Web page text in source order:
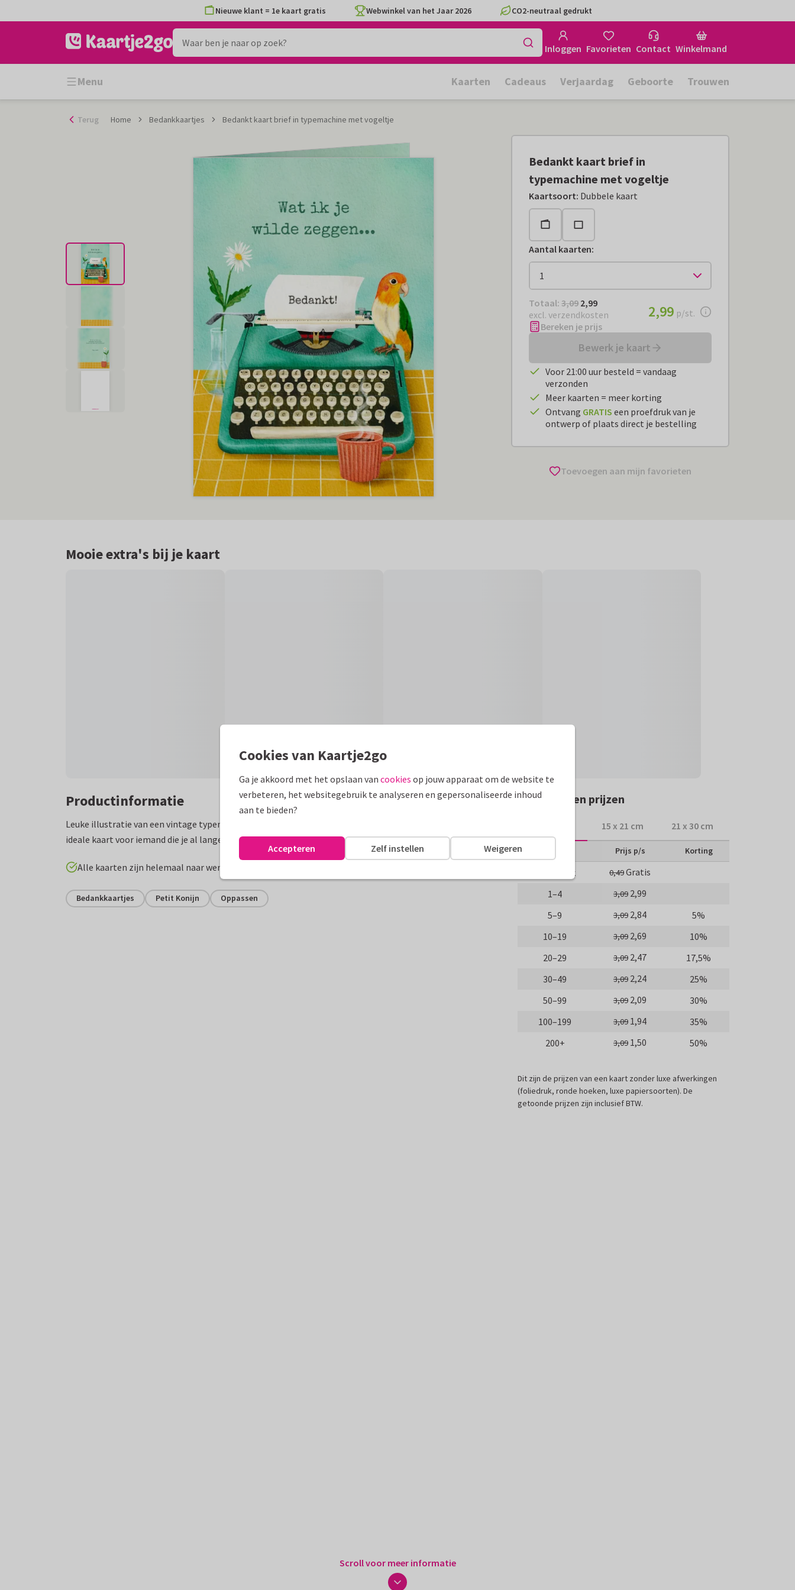
naar
Nieuwe klant = 1e kaart gratis Webwinkel van het Jaar 2026 CO2-neutraal gedrukt
Inloggen Favorieten Contact Winkelmand
Menu Kaarten Cadeaus Verjaardag Geboorte Trouwen
Terug Home Bedankkaartjes Bedankt kaart brief in typemachine met vogeltje
Bedankt kaart brief in
typemachine met vogeltje
Kaartsoort: Dubbele kaart
Aantal kaarten:
Totaal: € 2,99
Totaal: 3,09 2,99
excl. verzendkosten
€ 2,99per stuk
2,99 p/st.
Bereken je prijs
Bewerk je kaart
Voor 21:00 uur besteld = vandaag
verzonden
Meer kaarten = meer korting
Ontvang GRATIS een proefdruk van je
ontwerp of plaats direct je bestelling
Toevoegen aan mijn favorieten
Mooie extra's bij je kaart
Productinformatie
Leuke illustratie van een vintage typemachine met daarin een bedankbrief,
ideale kaart voor iemand die je al langer wilde bedanken voor hun hulp.
Alle kaarten zijn helemaal naar wens aan te passen
Bedankkaartjes Petit Konijn Oppassen
Formaten en prijzen
15 x 21 cm 21 x 30 cm
Prijs p/s Korting
Proefdruk 0,49Gratis
1–4
3,09 2,99
5–9
3,09 2,84
5%
10–19
3,09 2,69
10%
20–29
3,09 2,47
17,5%
30–49
3,09 2,24
25%
50–99
3,09 2,09
30%
100–199
3,09 1,94
35%
200+
3,09 1,50 50%
Dit zijn de prijzen van een kaart zonder luxe afwerkingen
(foliedruk, ronde hoeken, luxe papiersoorten). De
getoonde prijzen zijn inclusief BTW.
Scroll voor meer informatie
Cookies van Kaartje2go
Ga je akkoord met het opslaan van cookies op jouw apparaat om de website te
verbeteren, het websitegebruik te analyseren en gepersonaliseerde inhoud
aan te bieden?
Weigeren
Zelf instellen
Accepteren